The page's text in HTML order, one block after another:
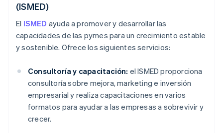
(ISMED)
El ISMED ayuda a promover y desarrollar las
capacidades de las pymes para un crecimiento estable
y sostenible. Ofrece los siguientes servicios:
Consultoría y capacitación: el ISMED proporciona
consultoría sobre mejora, marketing e inversión
empresarial y realiza capacitaciones en varios
formatos para ayudar a las empresas a sobrevivir y
crecer.